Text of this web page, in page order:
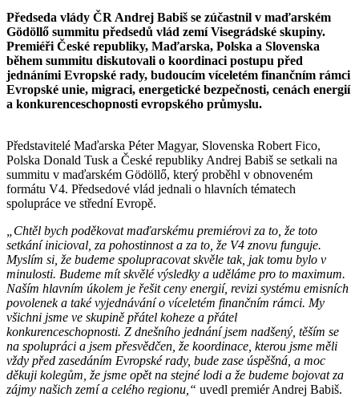
Předseda vlády ČR Andrej Babiš se zúčastnil v maďarském
Gödöllő summitu předsedů vlád zemí Visegrádské skupiny.
Premiéři České republiky, Maďarska, Polska a Slovenska
během summitu diskutovali o koordinaci postupu před
jednáními Evropské rady, budoucím víceletém finančním rámci
Evropské unie, migraci, energetické bezpečnosti, cenách energií
a konkurenceschopnosti evropského průmyslu.
Představitelé Maďarska Péter Magyar, Slovenska Robert Fico,
Polska Donald Tusk a České republiky Andrej Babiš se setkali na
summitu v maďarském Gödöllő, který proběhl v obnoveném
formátu V4. Předsedové vlád jednali o hlavních tématech
spolupráce ve střední Evropě.
„Chtěl bych poděkovat maďarskému premiérovi za to, že toto
setkání inicioval, za pohostinnost a za to, že V4 znovu funguje.
Myslím si, že budeme spolupracovat skvěle tak, jak tomu bylo v
minulosti. Budeme mít skvělé výsledky a uděláme pro to maximum.
Naším hlavním úkolem je řešit ceny energií, revizi systému emisních
povolenek a také vyjednávání o víceletém finančním rámci. My
všichni jsme ve skupině přátel koheze a přátel
konkurenceschopnosti. Z dnešního jednání jsem nadšený, těším se
na spolupráci a jsem přesvědčen, že koordinace, kterou jsme měli
vždy před zasedáním Evropské rady, bude zase úspěšná, a moc
děkuji kolegům, že jsme opět na stejné lodi a že budeme bojovat za
zájmy našich zemí a celého regionu,“ uvedl premiér Andrej Babiš.